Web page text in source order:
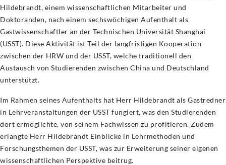
Hildebrandt, einem wissenschaftlichen Mitarbeiter und
Doktoranden, nach einem sechswöchigen Aufenthalt als
Gastwissenschaftler an der Technischen Universität Shanghai
(USST). Diese Aktivität ist Teil der langfristigen Kooperation
zwischen der HRW und der USST, welche traditionell den
Austausch von Studierenden zwischen China und Deutschland
unterstützt.
Im Rahmen seines Aufenthalts hat Herr Hildebrandt als Gastredner
in Lehrveranstaltungen der USST fungiert, was den Studierenden
dort ermöglichte, von seinem Fachwissen zu profitieren. Zudem
erlangte Herr Hildebrandt Einblicke in Lehrmethoden und
Forschungsthemen der USST, was zur Erweiterung seiner eigenen
wissenschaftlichen Perspektive beitrug.